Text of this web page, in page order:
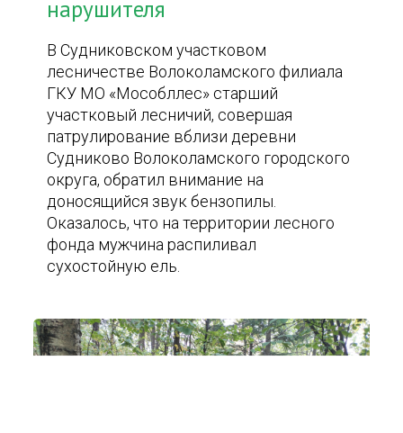
нарушителя
В Судниковском участковом
лесничестве Волоколамского филиала
ГКУ МО «Мособллес» старший
участковый лесничий, совершая
патрулирование вблизи деревни
Судниково Волоколамского городского
округа, обратил внимание на
доносящийся звук бензопилы.
Оказалось, что на территории лесного
фонда мужчина распиливал
сухостойную ель.